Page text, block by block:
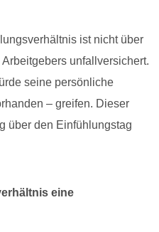
ist nicht über
unfallversichert.
seine persönliche
– greifen. Dieser
über den Einfühlungstag
eine